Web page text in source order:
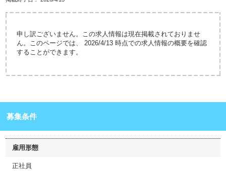
申し訳ございません。この求人情報は現在掲載されておりませ
ん。このページでは、 2026/4/13 時点での求人情報の概要を確認
することができます。
募集条件
雇用形態
正社員